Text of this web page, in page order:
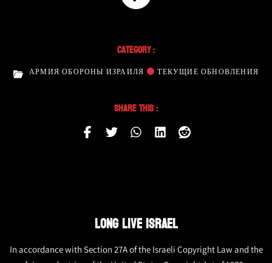
Category :
АРМИЯ ОБОРОНЫ ИЗРАИЛЯ ТЕКУЩИЕ ОБНОВЛЕНИЯ
Share This :
LONG LIVE ISRAEL
In accordance with Section 27A of the Israeli Copyright Law and the